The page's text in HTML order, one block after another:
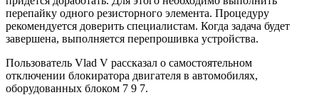
перепайку одного резисторного элемента. Процедуру
рекомендуется доверить специалистам. Когда задача будет
завершена, выполняется перепрошивка устройства.
Пользователь Vlad V рассказал о самостоятельном
отключении блокиратора двигателя в автомобилях,
оборудованных блоком 7 9 7.